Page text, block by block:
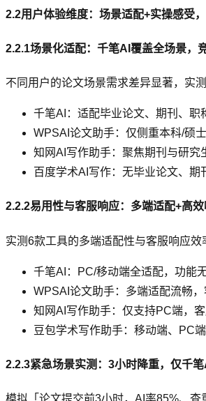
2.2用户体验维度：场景适配+实操感受
2.2.1场景化适配：千笔AI覆盖全场景，
不同用户的论文场景需求差异显著，实测
千笔AI：适配毕业论文、期刊、职
WPSAI论文助手：仅侧重本科/硕
知网AI写作助手：聚焦期刊与研究
百度学术AI写作：无毕业论文、期
2.2.2易用性与客服响应：多端适配+高
实测6款工具的多端适配性与客服响应效
千笔AI：PC/移动端全适配，功能
WPSAI论文助手：多端适配流畅，
知网AI写作助手：仅支持PC端，客
豆包学术写作助手：移动端、PC
2.2.3紧急场景实测：3小时降重，仅千
模拟「论文提交前3小时，AI率85%、查